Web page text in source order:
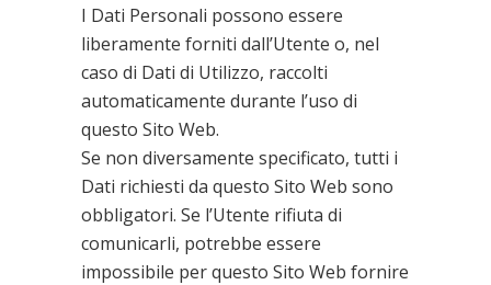
I Dati Personali possono essere
liberamente forniti dall’Utente o, nel
caso di Dati di Utilizzo, raccolti
automaticamente durante l’uso di
questo Sito Web.
Se non diversamente specificato, tutti i
Dati richiesti da questo Sito Web sono
obbligatori. Se l’Utente rifiuta di
comunicarli, potrebbe essere
impossibile per questo Sito Web fornire